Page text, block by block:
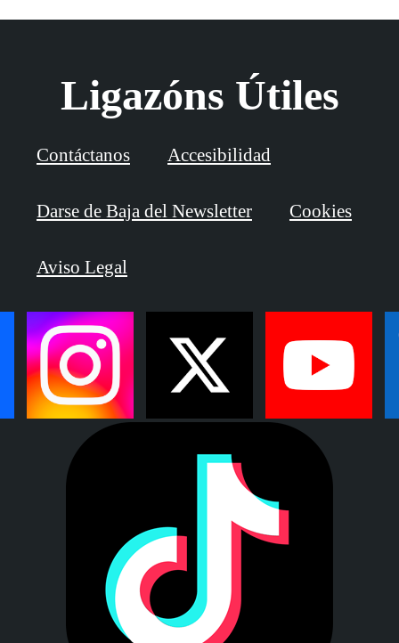
Ligazóns Útiles
Contáctanos Accesibilidad
Darse de Baja del Newsletter Cookies
Aviso Legal